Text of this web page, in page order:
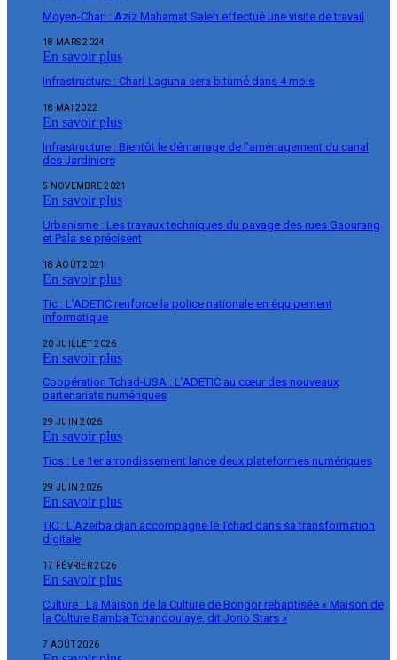
Moyen-Chari : Aziz Mahamat Saleh effectué une visite de travail
18 MARS 2024
En savoir plus
Infrastructure : Chari-Laguna sera bitumé dans 4 mois
18 MAI 2022
En savoir plus
Infrastructure : Bientôt le démarrage de l’aménagement du canal
des Jardiniers
5 NOVEMBRE 2021
En savoir plus
Urbanisme : Les travaux techniques du pavage des rues Gaourang
et Pala se précisent
18 AOÛT 2021
En savoir plus
Tic : L’ADETIC renforce la police nationale en équipement
informatique
20 JUILLET 2026
En savoir plus
Coopération Tchad-USA : L’ADETIC au cœur des nouveaux
partenariats numériques
29 JUIN 2026
En savoir plus
Tics : Le 1er arrondissement lance deux plateformes numériques
29 JUIN 2026
En savoir plus
TIC : L’Azerbaïdjan accompagne le Tchad dans sa transformation
digitale
17 FÉVRIER 2026
En savoir plus
Culture : La Maison de la Culture de Bongor rebaptisée « Maison de
la Culture Bamba Tchandoulaye, dit Jorio Stars »
7 AOÛT 2026